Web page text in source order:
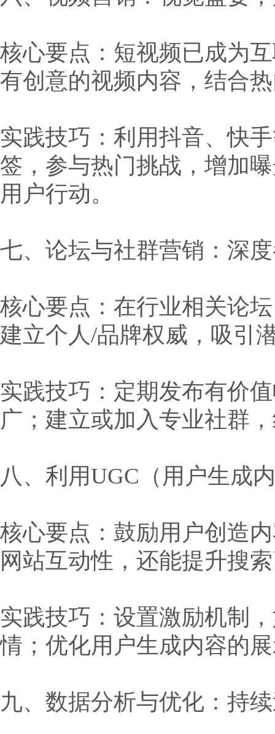
核心要点：短视频已成为
有创意的视频内容，结合
实践技巧：利用抖音、快
签，参与热门挑战，增加
用户行动。
七、论坛与社群营销：深
核心要点：在行业相关论
建立个人/品牌权威，吸引
实践技巧：定期发布有价
广；建立或加入专业社群
八、利用UGC（用户生成
核心要点：鼓励用户创造
网站互动性，还能提升搜
实践技巧：设置激励机制
情；优化用户生成内容的
九、数据分析与优化：持